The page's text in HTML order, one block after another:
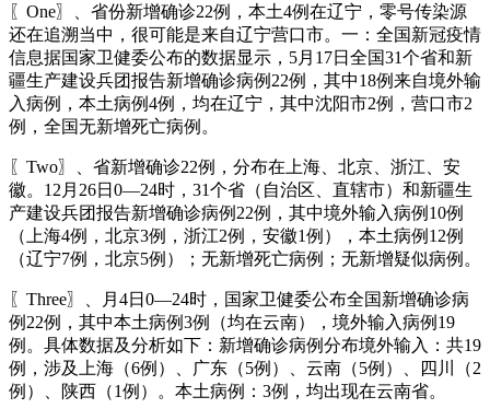
〖One〗、省份新增确诊22例，本土4例在辽宁，零号传染源
还在追溯当中，很可能是来自辽宁营口市。一：全国新冠疫情
信息据国家卫健委公布的数据显示，5月17日全国31个省和新
疆生产建设兵团报告新增确诊病例22例，其中18例来自境外输
入病例，本土病例4例，均在辽宁，其中沈阳市2例，营口市2
例，全国无新增死亡病例。
〖Two〗、省新增确诊22例，分布在上海、北京、浙江、安
徽。12月26日0—24时，31个省（自治区、直辖市）和新疆生
产建设兵团报告新增确诊病例22例，其中境外输入病例10例
（上海4例，北京3例，浙江2例，安徽1例），本土病例12例
（辽宁7例，北京5例）；无新增死亡病例；无新增疑似病例。
〖Three〗、月4日0—24时，国家卫健委公布全国新增确诊病
例22例，其中本土病例3例（均在云南），境外输入病例19
例。具体数据及分析如下：新增确诊病例分布境外输入：共19
例，涉及上海（6例）、广东（5例）、云南（5例）、四川（2
例）、陕西（1例）。本土病例：3例，均出现在云南省。